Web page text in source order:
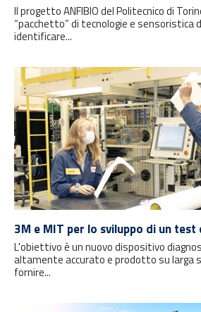
Il progetto ANFIBIO del Politecnico di
“pacchetto” di tecnologie e sensoristica
identificare...
3M e MIT per lo sviluppo di un
L'obiettivo è un nuovo dispositivo
altamente accurato e prodotto su larga
fornire...